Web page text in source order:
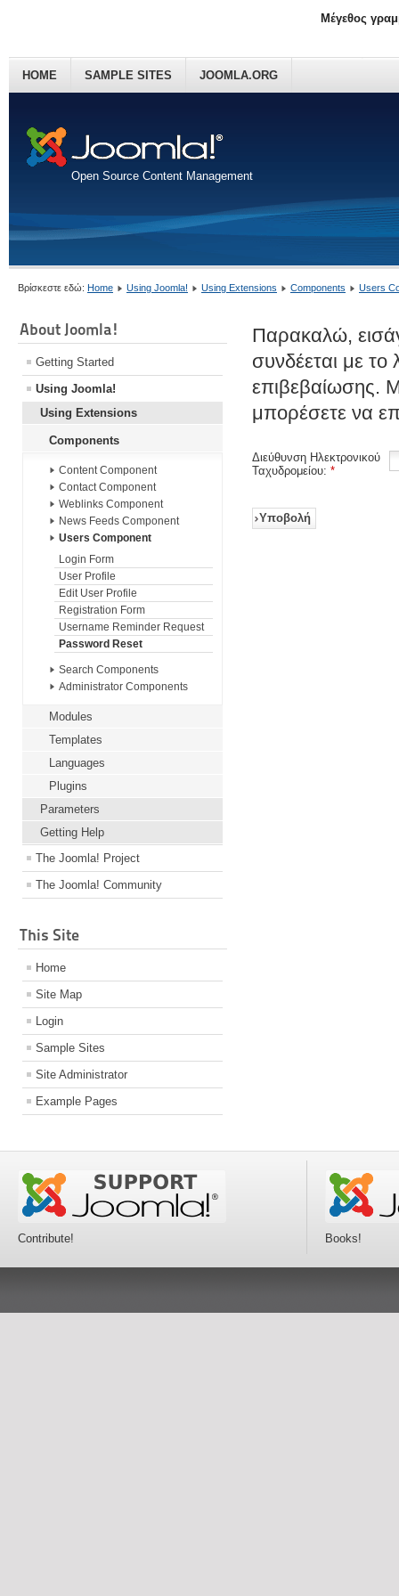
Open Source Content Management
HOME SAMPLE SITES JOOMLA.ORG
Μέγεθος
Βρίσκεστε εδώ: Home Using Joomla! Using Extensions Components Users
About Joomla!
Getting Started
Using Joomla!
Using Extensions
Components
Content Component
Contact Component
Weblinks Component
News Feeds Component
Users Component
Login Form
User Profile
Edit User Profile
Registration Form
Username Reminder Request
Password Reset
Search Components
Administrator Components
Modules
Templates
Languages
Plugins
Parameters
Getting Help
The Joomla! Project
The Joomla! Community
This Site
Home
Site Map
Login
Sample Sites
Site Administrator
Example Pages
Παρακαλώ,
συνδέεται με
επιβεβαίωσης.
μπορέσετε να
Διεύθυνση Ηλεκτρονικού
Ταχυδρομείου: *
Υποβολή
Contribute! Books!